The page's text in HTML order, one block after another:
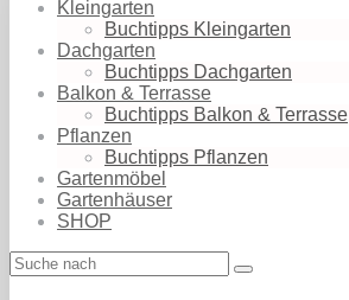
Kleingarten
Buchtipps Kleingarten
Dachgarten
Buchtipps Dachgarten
Balkon & Terrasse
Buchtipps Balkon & Terrasse
Pflanzen
Buchtipps Pflanzen
Gartenmöbel
Gartenhäuser
SHOP